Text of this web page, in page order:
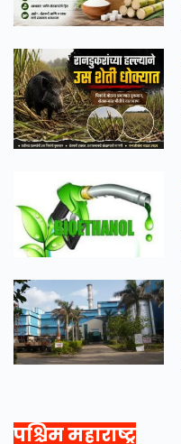
पश्चिम महाराष्ट्र